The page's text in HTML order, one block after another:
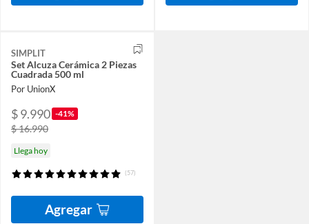
SIMPLIT
Set Alcuza Cerámica 2 Piezas
Cuadrada 500 ml
Por UnionX
$ 9.990 -41%
$ 16.990
Llega hoy
(57)
Agregar